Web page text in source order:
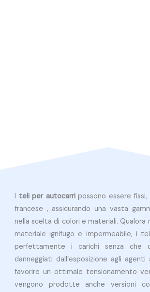
I teli per autocarripossono essere fissi,
francese , assicurando una vasta
nella scelta di colori e materiali. Qualora
materiale ignifugo e impermeabile, i
perfettamente i carichi senza che
danneggiati dall’esposizione agli
favorire un ottimale tensionamento
vengono prodotte anche versioni